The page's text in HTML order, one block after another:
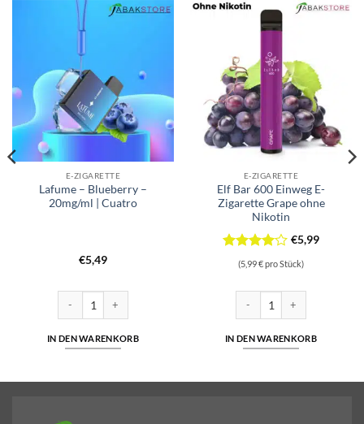
E-ZIGARETTE
Lafume – Blueberry –
20mg/ml | Cuatro
€5,49
IN DEN WARENKORB
E-ZIGARETTE
Elf Bar 600 Einweg E-
Zigarette Grape ohne
Nikotin
Bewertet
mit4
€5,99
(5,99 € pro Stück)
IN DEN WARENKORB